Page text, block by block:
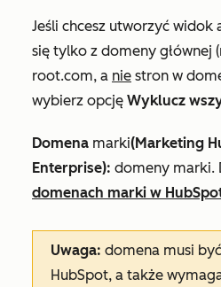
Jeśli chcesz utworzyć widok
się tylko z domeny głównej
root.com, a nie stron w
wybierz opcję Wyklucz
Domena marki(Marketing
Enterprise): domeny marki.
domenach marki w
Uwaga: domena musi
HubSpot, a także